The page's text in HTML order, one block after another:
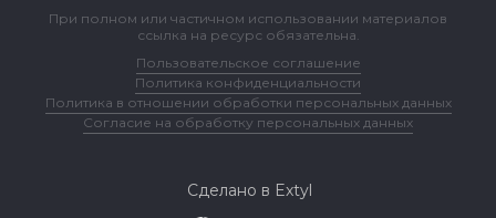
При полном или частичном использовании материалов
ссылка на ресурс обязательна.
Пользовательское соглашение
Политика конфиденциальности
Политика в отношении обработки персональных данных
Согласие на обработку персональных данных
Сделано в Extyl